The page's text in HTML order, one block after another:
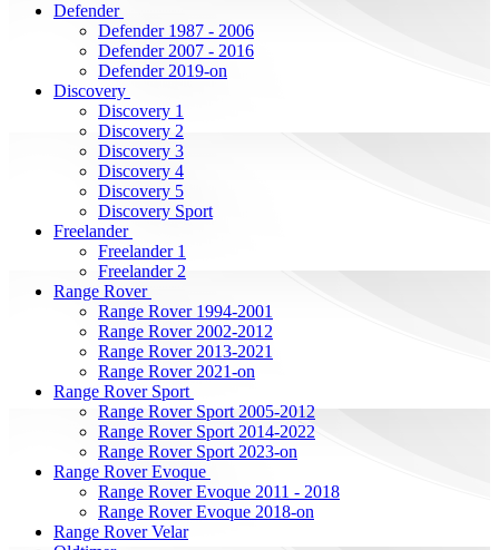
Defender
Defender 1987 - 2006
Defender 2007 - 2016
Defender 2019-on
Discovery
Discovery 1
Discovery 2
Discovery 3
Discovery 4
Discovery 5
Discovery Sport
Freelander
Freelander 1
Freelander 2
Range Rover
Range Rover 1994-2001
Range Rover 2002-2012
Range Rover 2013-2021
Range Rover 2021-on
Range Rover Sport
Range Rover Sport 2005-2012
Range Rover Sport 2014-2022
Range Rover Sport 2023-on
Range Rover Evoque
Range Rover Evoque 2011 - 2018
Range Rover Evoque 2018-on
Range Rover Velar